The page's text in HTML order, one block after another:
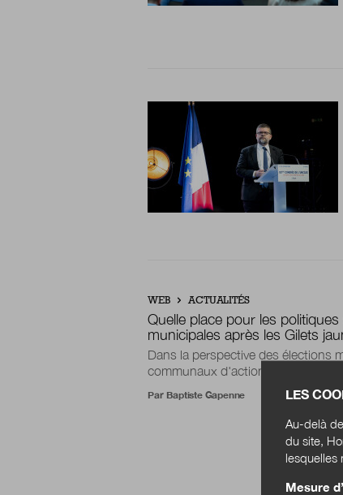
WEB ACTUALITÉS
Quelle place pour les
municipales après les Gilets
Dans la perspective des élections
communaux d'action sociale
Par Baptiste Gapenne LES
Au-delà
du site,
lesquelles
Mesure